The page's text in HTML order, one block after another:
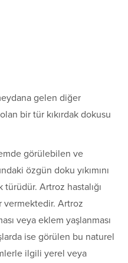
gelen diğer
bir tür kıkırdak dokusu
görülebilen ve
özgün doku yıkımını
Artroz hastalığı
vermektedir. Artroz
veya eklem yaşlanması
ise görülen bu naturel
ilgili yerel veya